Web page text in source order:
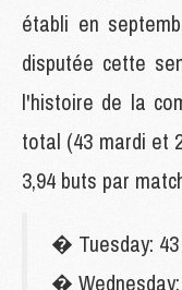
établi en
disputée cette
l'histoire de la
total (43 mardi et
3,94 buts par
� Tuesday:
�